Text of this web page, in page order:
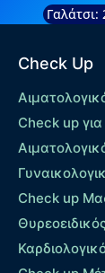
Γαλάτσι:
Check Up
Check up
Check up